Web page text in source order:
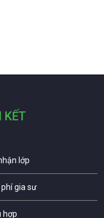
KẾT
lớp
gia sư
hợp